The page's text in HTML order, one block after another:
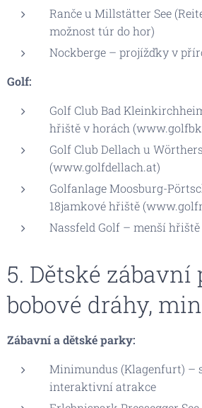
Ranče u Millstätter See
možnost túr do hor)
Nockberge – projížďky v
Golf:
Golf Club Bad
hřiště v horách
Golf Club Dellach u
(www.golfdellach.at)
Golfanlage Moosburg-
18jamkové hřiště
Nassfeld Golf – menší
5. Dětské zábavní
bobové dráhy,
Zábavní a dětské parky:
Minimundus (Klagenfurt) –
interaktivní atrakce